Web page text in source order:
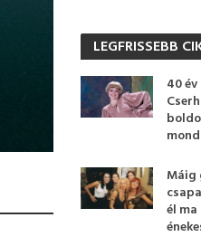
LEGFRISSEBB
40
Máig
él ma